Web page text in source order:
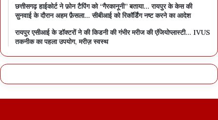
छत्तीसगढ़ हाईकोर्ट ने फ़ोन टैपिंग को “गैरकानूनी” बताया… रायपुर के केस की
सुनवाई के दौरान अहम फ़ैसला… सीबीआई को रिकॉर्डिंग नष्ट करने का आदेश
रायपुर एसीआई के डॉक्टरों ने की किडनी की गंभीर मरीज की एंजियोप्लास्टी… IVUS
तकनीक का पहला उपयोग, मरीज़ स्वस्थ